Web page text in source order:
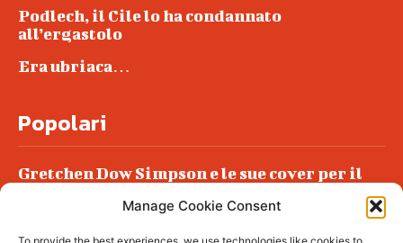
Manage Cookie Consent
Podlech, il Cile lo ha condannato
all’ergastolo
Era ubriaca…
Popolari
Gretchen Dow Simpson e le sue cover per il